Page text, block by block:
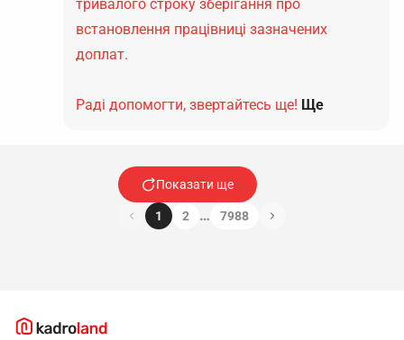
тривалого строку зберігання про
встановлення працівниці зазначених
доплат.
Раді допомогти, звертайтесь ще! Ще
Показати ще
1 2 … 7988